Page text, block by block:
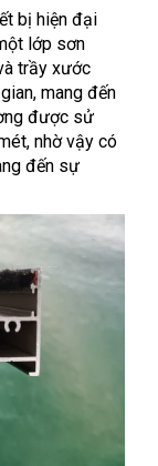
bị hiện đại
lớp sơn
trầy xước
mang đến
được sử
nhờ vậy có
đến sự